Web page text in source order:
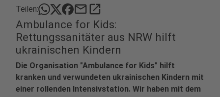
Teilen: mailopen_in_new
Ambulance for Kids:
Rettungssanitäter aus NRW hilft
ukrainischen Kindern
Die Organisation "Ambulance for Kids" hilft
kranken und verwundeten ukrainischen Kindern mit
einer rollenden Intensivstation. Wir haben mit dem